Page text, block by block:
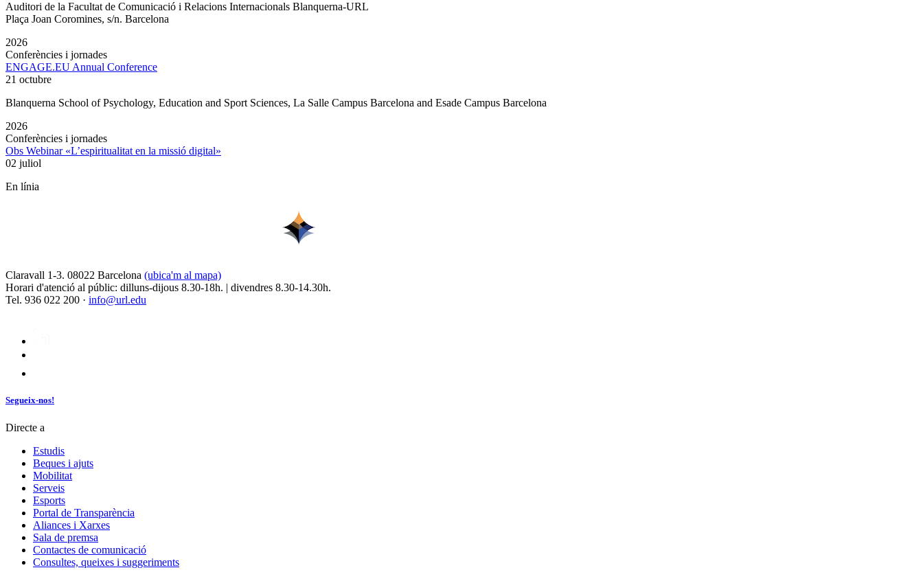
Auditori de la Facultat de Comunicació i Relacions Internacionals Blanquerna-URL
Plaça Joan Coromines, s/n. Barcelona
2026
Conferències i jornades
ENGAGE.EU Annual Conference
21 octubre
Blanquerna School of Psychology, Education and Sport Sciences, La Salle Campus Barcelona and Esade Campus Barcelona
2026
Conferències i jornades
Obs Webinar «L’espiritualitat en la missió digital»
02 juliol
En línia
Claravall 1-3. 08022 Barcelona (ubica'm al mapa)
Horari d'atenció al públic: dilluns-dijous 8.30-18h. | divendres 8.30-14.30h.
Tel. 936 022 200 · info@url.edu
Segueix-nos!
Directe a
Estudis
Beques i ajuts
Mobilitat
Serveis
Esports
Portal de Transparència
Aliances i Xarxes
Sala de premsa
Contactes de comunicació
Consultes, queixes i suggeriments